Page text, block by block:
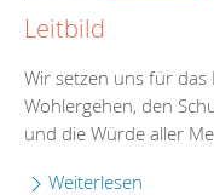
Leitbild
Wir setzen uns für das
Wohlergehen, den
und die Würde aller
Weiterlesen